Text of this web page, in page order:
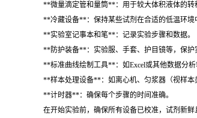
**微量滴定管和量筒**：用于较大体积液体的转
**冷藏设备**：保持某些试剂在合适的低温环境
**实验室记事本和笔**：记录实验步骤和数据。
**防护装备**：实验服、手套、护目镜等，保护
**标准曲线绘制工具**：如Excel或其他数据分
**样本处理设备**：如离心机、匀浆器（视样本
**计时器**：确保每个步骤的时间准确。
在开始实验前，确保所有设备已校准，试剂新